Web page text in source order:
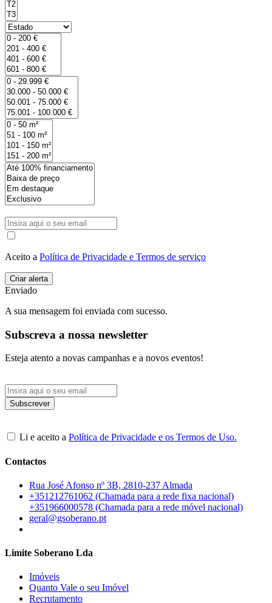
Aceito a Política de Privacidade e Termos de serviço
Enviado
A sua mensagem foi enviada com sucesso.
Subscreva a nossa newsletter
Esteja atento a novas campanhas e a novos eventos!
Li e aceito a Política de Privacidade e os Termos de Uso.
Contactos
Rua José Afonso nº 3B, 2810-237 Almada
+351212761062 (Chamada para a rede fixa nacional)
+351966000578 (Chamada para a rede móvel nacional)
geral@gsoberano.pt
Limite Soberano Lda
Imóveis
Quanto Vale o seu Imóvel
Recrutamento